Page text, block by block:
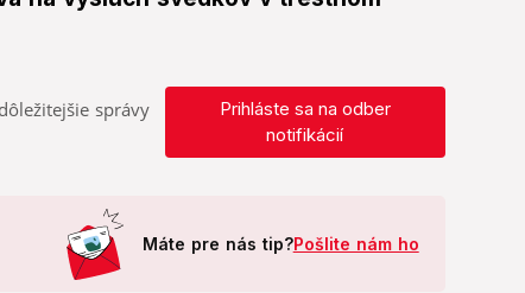
správy
Prihláste sa na odber
notifikácií
Máte pre nás tip?Pošlite nám ho